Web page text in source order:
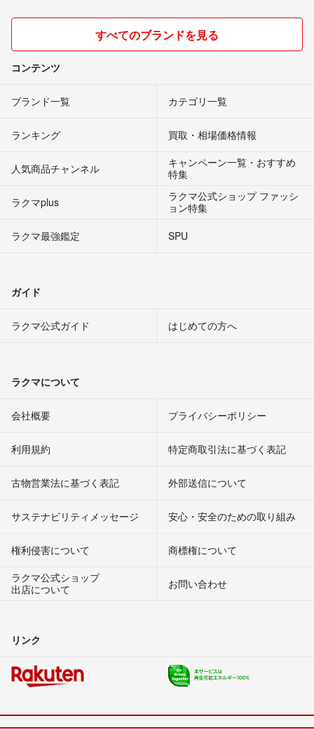
すべてのブランドを見る
コンテンツ
ブランド一覧 カテゴリ一覧
ランキング 買取・相場価格情報
人気商品チャンネル
キャンペーン一覧・おすすめ
特集
ラクマplus
ラクマ公式ショップ ファッシ
ョン特集
ラクマ最強鑑定
SPU
ガイド
ラクマ公式ガイド はじめての方へ
ラクマについて
会社概要 プライバシーポリシー
利用規約 特定商取引法に基づく表記
古物営業法に基づく表記 外部送信について
サステナビリティメッセージ 安心・安全のための取り組み
権利侵害について
商標権について
ラクマ公式ショップ
出店について
お問い合わせ
リンク